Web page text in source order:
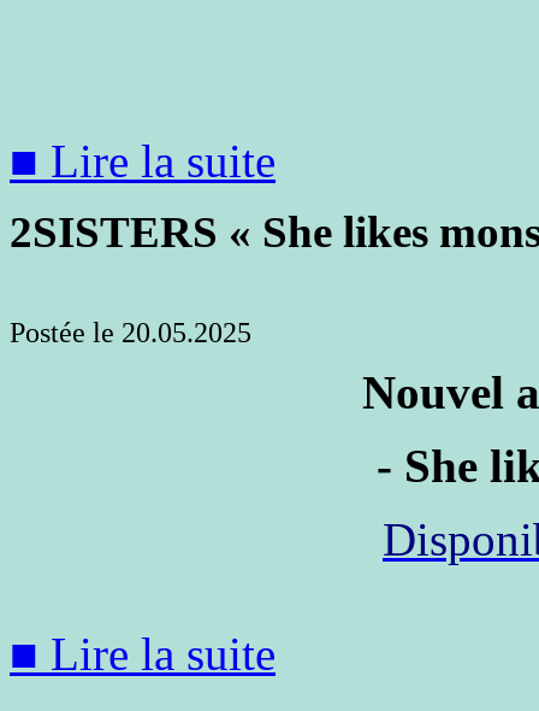
■ Lire la suite
2SISTERS « She likes
Postée le 20.05.2025
Nouvel
- She
■ Lire la suite